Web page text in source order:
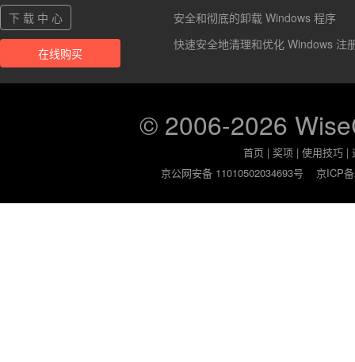
下 载 中 心
在线购买
安全和彻底的卸载 Windows 程序
快速安全地清理和优化 Windows 注
© 2006-2026
首页 |奖项 |使用技巧 |
京公网安备 11010502034693号
京ICP